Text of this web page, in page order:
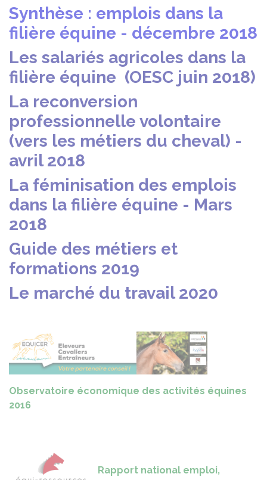
Synthèse : emplois dans la
filière équine - décembre 2018
Les salariés agricoles dans la
filière équine (OESC juin 2018)
La reconversion
professionnelle volontaire
(vers les métiers du cheval) -
avril 2018
La féminisation des emplois
dans la filière équine - Mars
2018
Guide des métiers et
formations 2019
Le marché du travail 2020
Observatoire économique des activités équines
2016
Rapport national emploi,